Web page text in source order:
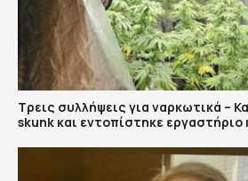
Τρεις συλλήψεις για ναρκωτικά –
skunk και εντοπίστηκε εργαστήριο